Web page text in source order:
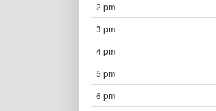
2 pm
3 pm
4 pm
5 pm
6 pm